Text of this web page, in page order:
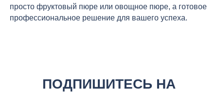
просто фруктовый пюре или овощное пюре, а готовое
профессиональное решение для вашего успеха.
ПОДПИШИТЕСЬ НА